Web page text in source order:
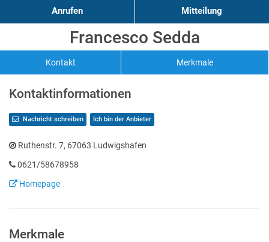
Anrufen Mitteilung
Francesco Sedda
Kontakt Merkmale
Kontaktinformationen
Nachricht schreiben Ich bin der Anbieter
Ruthenstr. 7, 67063 Ludwigshafen
0621/58678958
Homepage
Merkmale